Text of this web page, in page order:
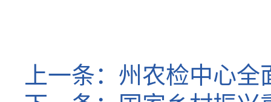
上一条： 州农检中心全